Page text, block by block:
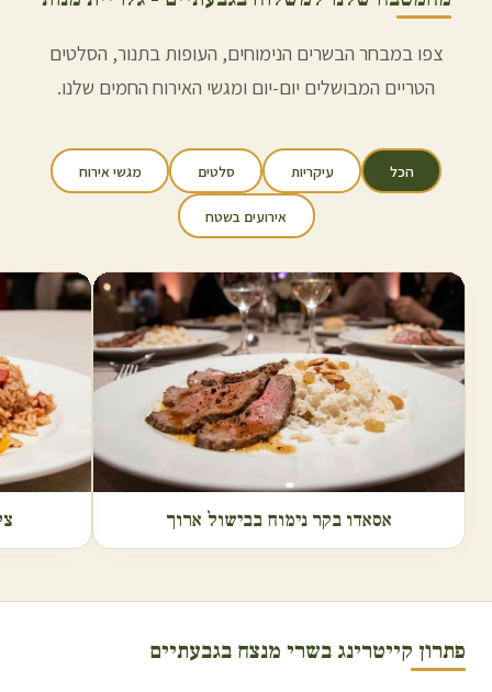
צפו במבחר הבשרים הנימוחים, העופות בתנור, הסלטים
הטריים המבושלים יום-יום ומגשי האירוח החמים שלנו.
הכל עיקריות סלטים מגשי אירוח
אירועים בשטח
אסאדו בקר נימוח בבישול ארוך
פתרון קייטרינג בשרי מנצח בגבעתיים